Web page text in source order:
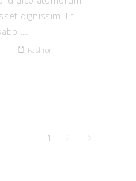
dignissim. Et
Fashion
1 2